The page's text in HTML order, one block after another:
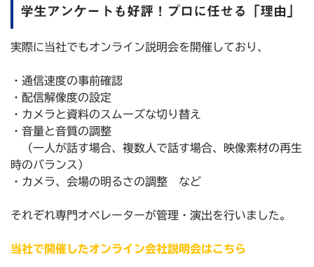
学生アンケートも好評！プロに任せる「理由」
実際に当社でもオンライン説明会を開催しており、
・通信速度の事前確認
・配信解像度の設定
・カメラと資料のスムーズな切り替え
・音量と音質の調整
（一人が話す場合、複数人で話す場合、映像素材の再生
時のバランス）
・カメラ、会場の明るさの調整 など
それぞれ専門オペレーターが管理・演出を行いました。
当社で開催したオンライン会社説明会はこちら